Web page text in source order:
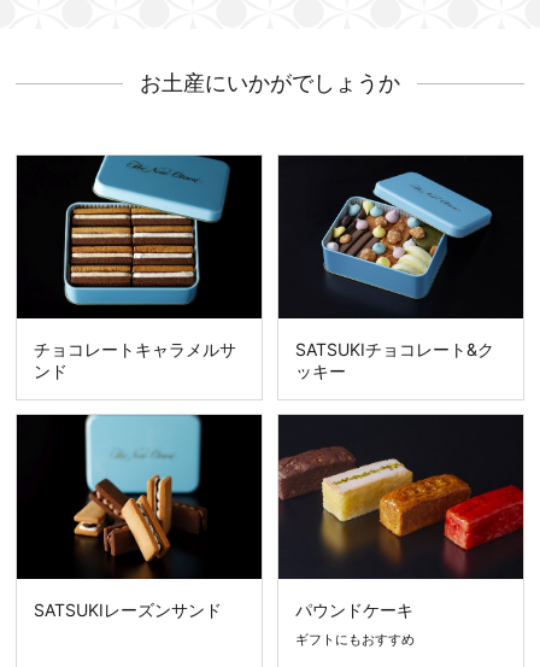
お土産にいかがでしょうか
チョコレートキャラメルサ
ンド
SATSUKIチョコレート&ク
ッキー
SATSUKIレーズンサンド パウンドケーキ
ギフトにもおすすめ